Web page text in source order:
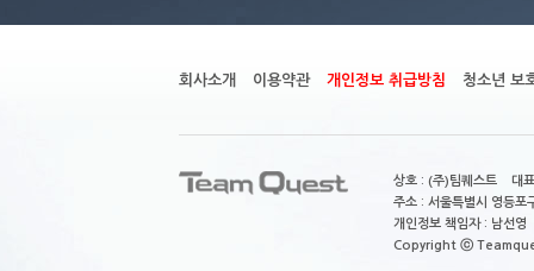
회사소개 이용약관 개인정보 취급방침 청소년 보
상호 : (주)팀퀘스트 대
주소 : 서울특별시 영등
개인정보 책임자 : 남
Copyright ⓒ